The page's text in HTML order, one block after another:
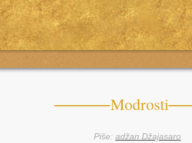
Modrosti
Piše: adžan Džajasaro